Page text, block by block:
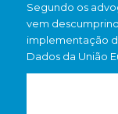
Segundo os
vem
implementação
Dados da União